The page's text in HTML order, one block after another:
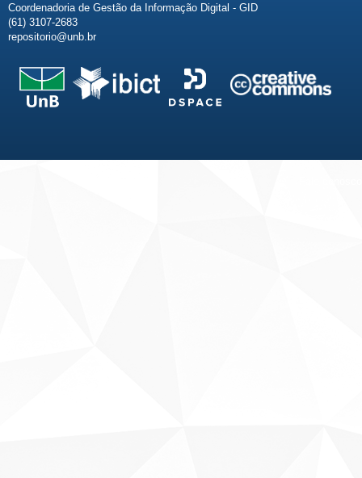
Coordenadoria de Gestão da Informação Digital - GID
(61) 3107-2683
repositorio@unb.br